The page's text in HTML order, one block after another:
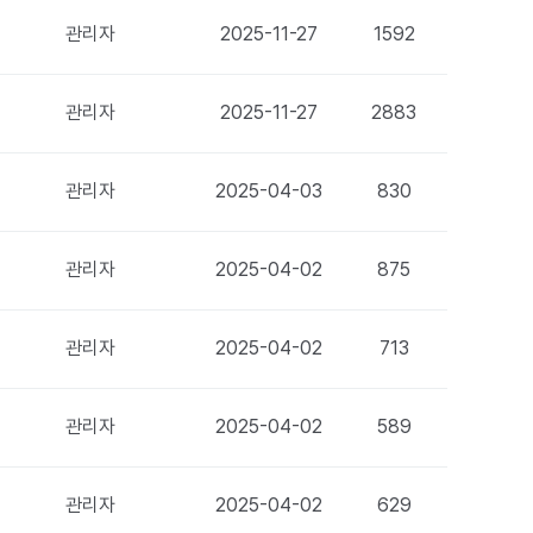
관리자 2025-11-27 1592
관리자 2025-11-27 2883
관리자 2025-04-03 830
관리자 2025-04-02 875
관리자 2025-04-02 713
관리자 2025-04-02 589
관리자 2025-04-02 629